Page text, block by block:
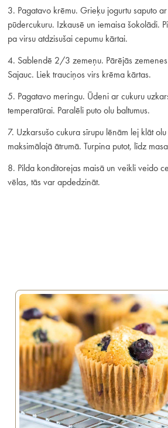
3. Pagatavo krēmu. Grieķu jogurtu saputo ar
pūdercukuru. Izkausē un iemaisa šokolādi.
pa virsu atdzisušai cepumu kārtai.
4. Sablendē 2/3 zemeņu. Pārējās
Sajauc. Liek trauciņos virs krēma kārtas.
5. Pagatavo meringu. Ūdeni ar cukuru
temperatūrai. Paralēli puto olu baltumus.
7. Uzkarsušo cukura sīrupu lēnām lej klāt
maksimālajā ātrumā. Turpina putot, līdz
8. Pilda konditorejas maisā un veikli veido
vēlas, tās var apdedzināt.